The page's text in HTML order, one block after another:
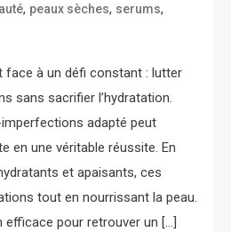
, peaux sèches, serums,
face à un défi constant : lutter
sans sacrifier l’hydratation.
adapté peut
en une véritable réussite. En
et apaisants, ces
tout en nourrissant la peau.
pour retrouver un […]